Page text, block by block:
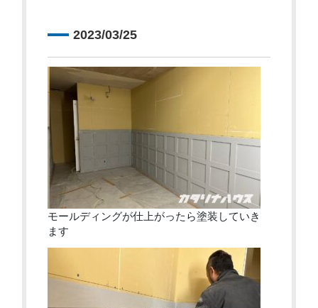
2023/03/25
モールディングが仕上がったら塗装していき
ます